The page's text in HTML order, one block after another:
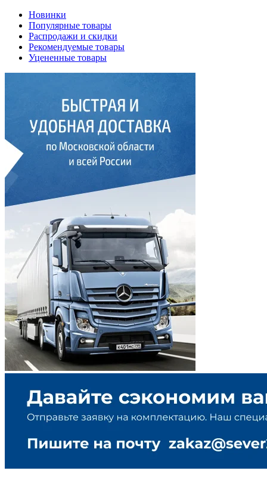
Новинки
Популярные товары
Распродажи и скидки
Рекомендуемые товары
Уцененные товары